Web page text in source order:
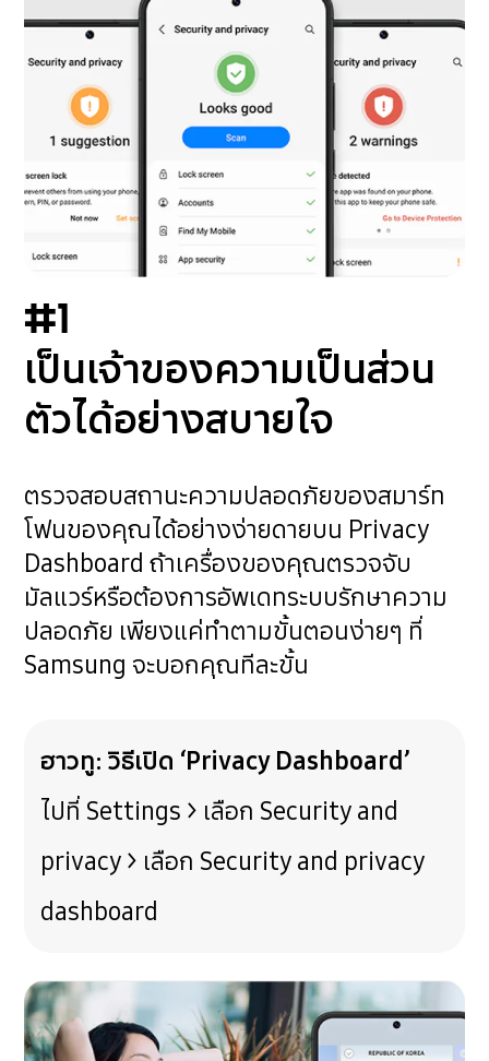
#1
เป็นเจ้าของความเป็นส่วน
ตัวได้อย่างสบายใจ
ตรวจสอบสถานะความปลอดภัยของสมาร์ท
โฟนของคุณได้อย่างง่ายดายบน Privacy
Dashboard ถ้าเครื่องของคุณตรวจจับ
มัลแวร์หรือต้องการอัพเดทระบบรักษาความ
ปลอดภัย เพียงแค่ทำตามขั้นตอนง่ายๆ ที่
Samsung จะบอกคุณทีละขั้น
ฮาวทู: วิธีเปิด ‘Privacy Dashboard’
ไปที่ Settings > เลือก Security and
privacy > เลือก Security and privacy
dashboard